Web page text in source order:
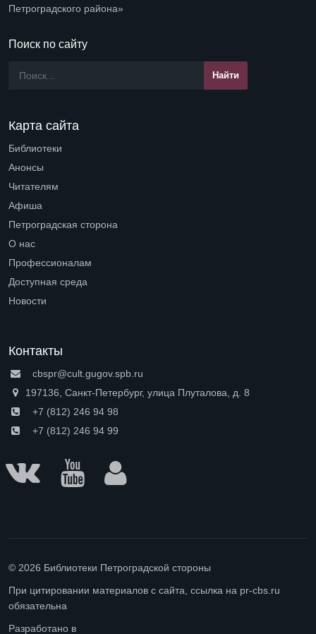
Петроградского района»
Поиск по сайту
Карта сайта
Библиотеки
Анонсы
Читателям
Афиша
Петроградская сторона
О нас
Профессионалам
Доступная среда
Новости
Контакты
cbspr@cult.gugov.spb.ru
197136, Санкт-Петербург, улица Плуталова, д. 8
+7 (812) 246 94 98
+7 (812) 246 94 99
© 2026 Библиотеки Петроградской стороны
При цитировании материалов с сайта, ссылка на pr-cbs.ru
обязательна
Разработано в